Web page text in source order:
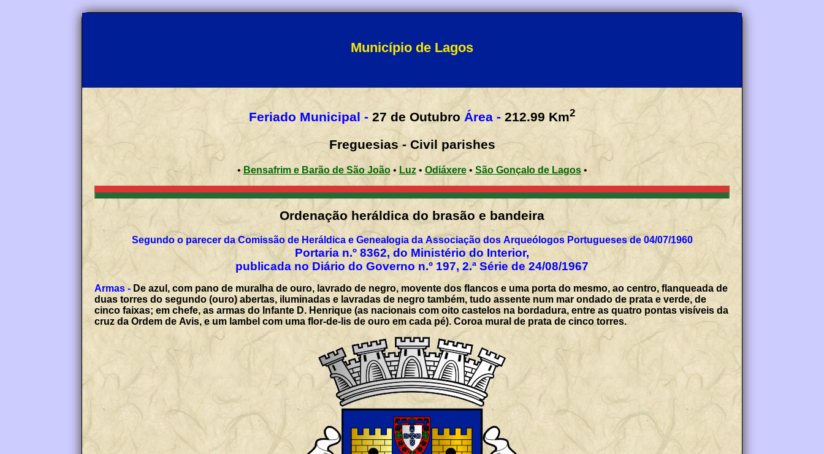
Município de Lagos
Feriado Municipal - 27 de Outubro Área - 212.99 Km2
Freguesias - Civil parishes
• Bensafrim e Barão de São João• Luz• Odiáxere• São Gonçalo de Lagos•
Ordenação heráldica do brasão e bandeira
Segundo o parecer da Comissão de Heráldica e Genealogia da Associação dos Arqueólogos Portugueses de 04/07/1960
Portaria n.º 8362, do Ministério do Interior,
publicada no Diário do Governo n.º 197, 2.ª Série de 24/08/1967
Armas - De azul, com pano de muralha de ouro, lavrado de negro, movente dos flancos e uma porta do mesmo, ao centro, flanqueada de
duas torres do segundo (ouro) abertas, iluminadas e lavradas de negro também, tudo assente num mar ondado de prata e verde, de
cinco faixas; em chefe, as armas do Infante D. Henrique (as nacionais com oito castelos na bordadura, entre as quatro pontas visíveis da
cruz da Ordem de Avis, e um lambel com uma flor-de-lis de ouro em cada pé). Coroa mural de prata de cinco torres.